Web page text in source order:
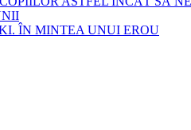
ÎN MINTEA UNUI EROU